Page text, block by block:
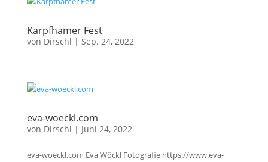
Karpfhamer Fest
von Dirschl | Sep. 24, 2022
eva-woeckl.com
von Dirschl | Juni 24, 2022
eva-woeckl.com Eva Wöckl Fotografie https://www.eva-